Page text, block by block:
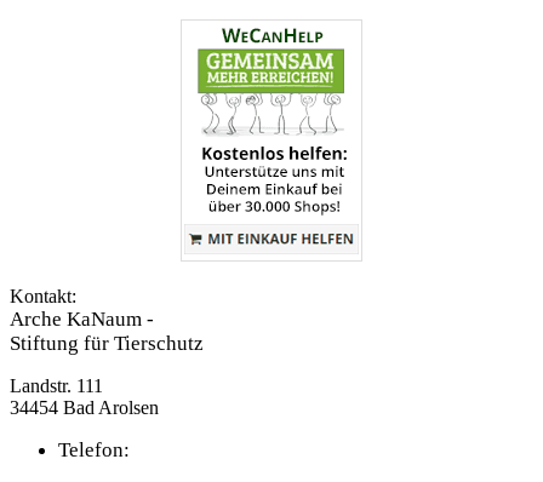
Kontakt:
Arche KaNaum -
Stiftung für Tierschutz
Landstr. 111
34454 Bad Arolsen
Telefon: